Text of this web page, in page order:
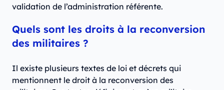
validation de l’administration référente.
Quels sont les droits à la reconversion
des militaires ?
Il existe plusieurs textes de loi et décrets qui
mentionnent le droit à la reconversion des